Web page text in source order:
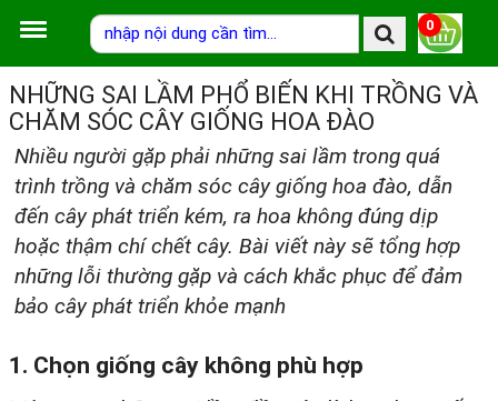
0
NHỮNG SAI LẦM PHỔ BIẾN KHI TRỒNG VÀ
CHĂM SÓC CÂY GIỐNG HOA ĐÀO
Nhiều người gặp phải những sai lầm trong quá
trình trồng và chăm sóc cây giống hoa đào, dẫn
đến cây phát triển kém, ra hoa không đúng dịp
hoặc thậm chí chết cây. Bài viết này sẽ tổng hợp
những lỗi thường gặp và cách khắc phục để đảm
bảo cây phát triển khỏe mạnh
1. Chọn giống cây không phù hợp